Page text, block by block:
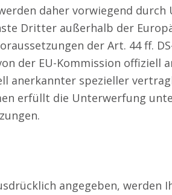
daher vorwiegend
Dritter außerhalb der
der Art. 44 ff.
der EU-Kommission offiziell
anerkannter spezieller
erfüllt die Unterwerfung
angegeben, werden